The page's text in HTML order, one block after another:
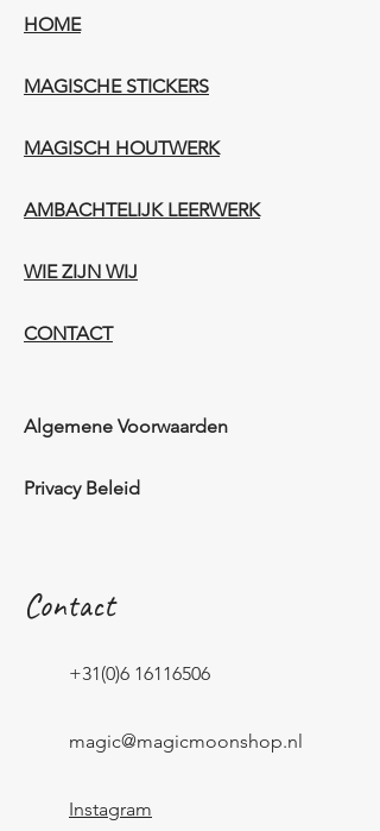
HOME
MAGISCHE STICKERS
MAGISCH HOUTWERK
AMBACHTELIJK LEERWERK​
WIE ZIJN WIJ​​
CONTACT
Algemene Voorwaarden
Privacy Beleid
Contact
+31(0)6 16116506
magic@magicmoonshop.nl
Instagram